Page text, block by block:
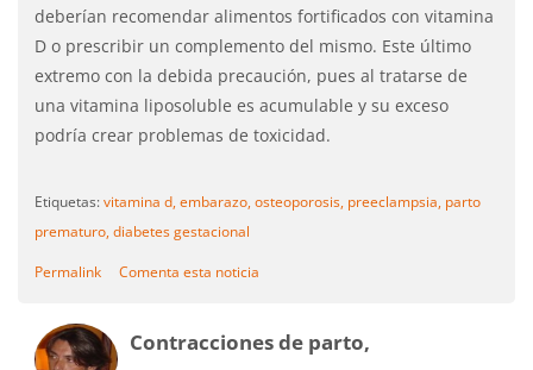
deberían recomendar alimentos fortificados con vitamina
D o prescribir un complemento del mismo. Este último
extremo con la debida precaución, pues al tratarse de
una vitamina liposoluble es acumulable y su exceso
podría crear problemas de toxicidad.
Etiquetas:vitamina d, embarazo, osteoporosis, preeclampsia, parto
prematuro, diabetes gestacional
Permalink Comenta esta noticia
Contracciones de parto,